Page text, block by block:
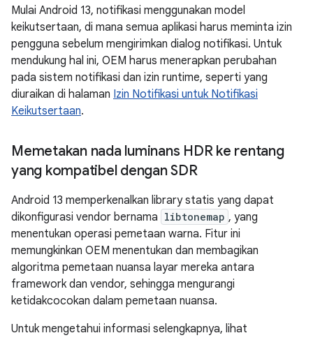
Mulai Android 13, notifikasi menggunakan model
keikutsertaan, di mana semua aplikasi harus meminta izin
pengguna sebelum mengirimkan dialog notifikasi. Untuk
mendukung hal ini, OEM harus menerapkan perubahan
pada sistem notifikasi dan izin runtime, seperti yang
diuraikan di halaman Izin Notifikasi untuk Notifikasi
Keikutsertaan.
Memetakan nada luminans HDR ke rentang
yang kompatibel dengan SDR
Android 13 memperkenalkan library statis yang dapat
dikonfigurasi vendor bernama libtonemap , yang
menentukan operasi pemetaan warna. Fitur ini
memungkinkan OEM menentukan dan membagikan
algoritma pemetaan nuansa layar mereka antara
framework dan vendor, sehingga mengurangi
ketidakcocokan dalam pemetaan nuansa.
Untuk mengetahui informasi selengkapnya, lihat